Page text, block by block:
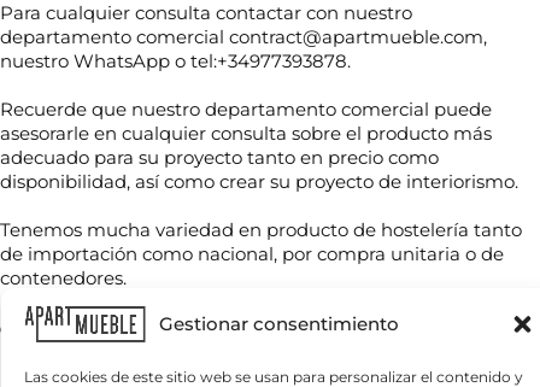
Gestionar consentimiento
Las cookies de este sitio web se usan para personalizar el contenido y
Para cualquier consulta contactar con nuestro
departamento comercial contract@apartmueble.com,
nuestro WhatsApp o tel:+34977393878.
Recuerde que nuestro departamento comercial puede
asesorarle en cualquier consulta sobre el producto más
adecuado para su proyecto tanto en precio como
disponibilidad, así como crear su proyecto de interiorismo.
Tenemos mucha variedad en producto de hostelería tanto
de importación como nacional, por compra unitaria o de
contenedores.
Para grandes cantidades consultar precio final.
N
o
m
b
*e
l
é
o
n
*
C
o
r